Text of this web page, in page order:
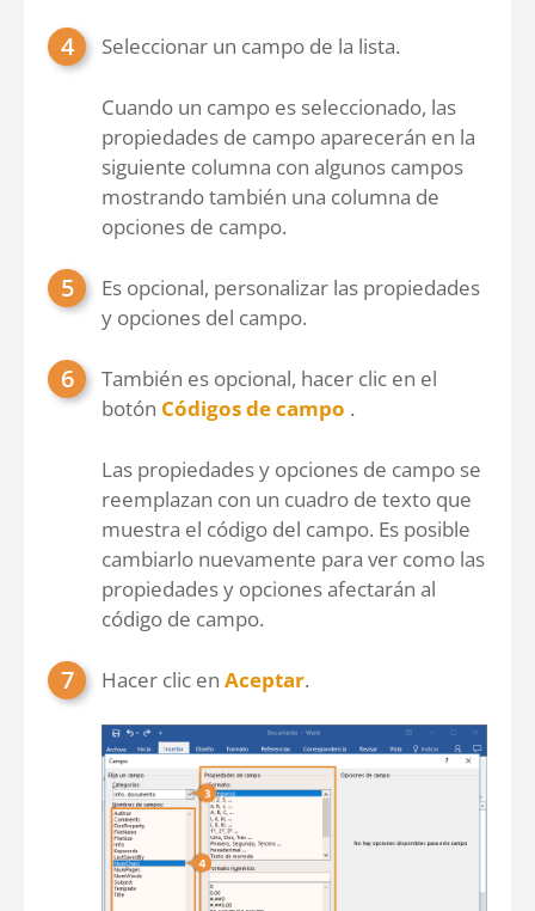
Seleccionar un campo de la lista.
Cuando un campo es seleccionado, las
propiedades de campo aparecerán en la
siguiente columna con algunos campos
mostrando también una columna de
opciones de campo.
Es opcional, personalizar las propiedades
y opciones del campo.
También es opcional, hacer clic en el
botón Códigos de campo .
Las propiedades y opciones de campo se
reemplazan con un cuadro de texto que
muestra el código del campo. Es posible
cambiarlo nuevamente para ver como las
propiedades y opciones afectarán al
código de campo.
Hacer clic en Aceptar.